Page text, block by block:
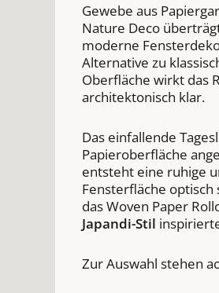
Gewebe aus
Nature Deco
moderne
Alternative zu
Oberfläche wirkt das
architektonisch klar.
Das einfallende
Papieroberfläche
entsteht eine ruhige
Fensterfläche
das Woven Paper
Japandi-Stil
Zur Auswahl stehen